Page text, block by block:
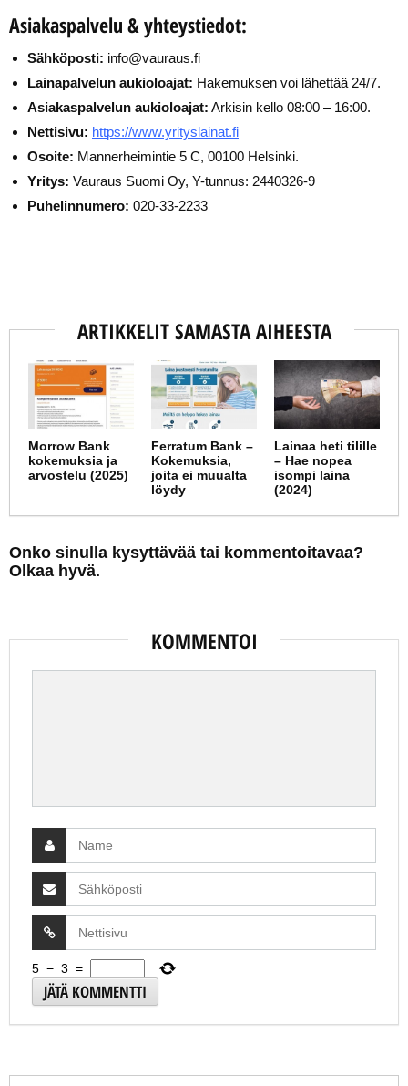
Asiakaspalvelu & yhteystiedot:
Sähköposti: info@vauraus.fi
Lainapalvelun aukioloajat: Hakemuksen voi lähettää 24/7.
Asiakaspalvelun aukioloajat: Arkisin kello 08:00 – 16:00.
Nettisivu: https://www.yrityslainat.fi
Osoite: Mannerheimintie 5 C, 00100 Helsinki.
Yritys: Vauraus Suomi Oy, Y-tunnus: 2440326-9
Puhelinnumero: 020-33-2233
ARTIKKELIT SAMASTA AIHEESTA
Morrow Bank
kokemuksia ja
arvostelu (2025)
Ferratum Bank –
Kokemuksia,
joita ei muualta
löydy
Lainaa heti tilille
– Hae nopea
isompi laina
(2024)
Onko sinulla kysyttävää tai kommentoitavaa?
Olkaa hyvä.
KOMMENTOI
5 − 3 =